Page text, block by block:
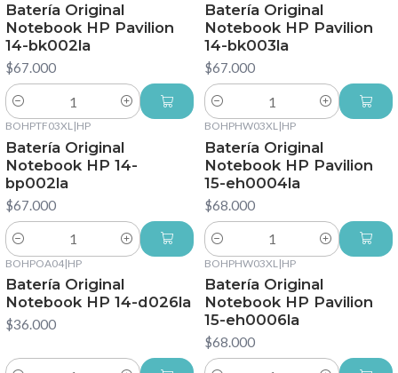
Batería Original
Notebook HP Pavilion
14-bk002la
$67.000
Cantidad
Batería Original
Notebook HP Pavilion
14-bk003la
$67.000
Cantidad
BOHPTF03XL|HP
Batería Original
Notebook HP 14-
bp002la
$67.000
Cantidad
BOHPHW03XL|HP
Batería Original
Notebook HP Pavilion
15-eh0004la
$68.000
Cantidad
BOHPOA04|HP
Batería Original
Notebook HP 14-d026la
$36.000
BOHPHW03XL |HP
Batería Original
Notebook HP Pavilion
15-eh0006la
$68.000